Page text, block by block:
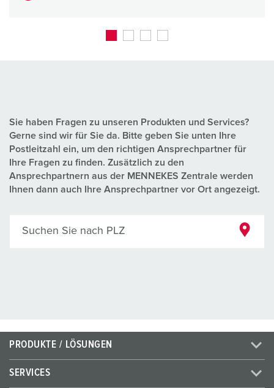
Sie haben Fragen zu unseren Produkten und Services?
Gerne sind wir für Sie da. Bitte geben Sie unten Ihre
Postleitzahl ein, um den richtigen Ansprechpartner für
Ihre Fragen zu finden. Zusätzlich zu den
Ansprechpartnern aus der MENNEKES Zentrale werden
Ihnen dann auch Ihre Ansprechpartner vor Ort angezeigt.
Suchen Sie nach PLZ
PRODUKTE / LÖSUNGEN
SERVICES